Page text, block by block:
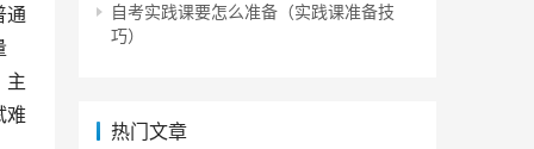
通
主
难
自考实践课要怎么准备（实践课准备技
巧）
热门文章